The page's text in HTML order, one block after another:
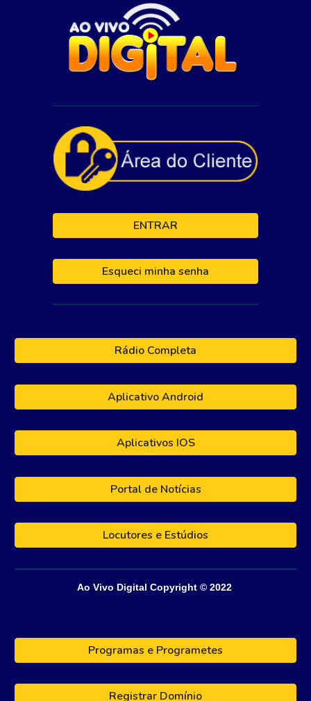
ENTRAR
Esqueci minha senha
Rádio Completa
Aplicativo Android
Aplicativos IOS
Portal de Notícias
Locutores e Estúdios
Ao Vivo Digital Copyright © 2022
Programas e Programetes
Registrar Domínio